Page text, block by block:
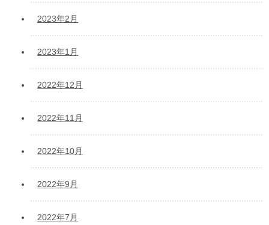
2023年2月
2023年1月
2022年12月
2022年11月
2022年10月
2022年9月
2022年7月